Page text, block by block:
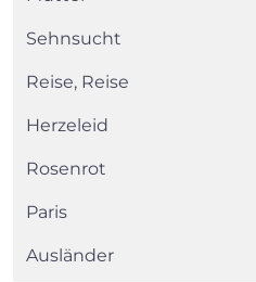
Sehnsucht
Reise, Reise
Herzeleid
Rosenrot
Paris
Ausländer